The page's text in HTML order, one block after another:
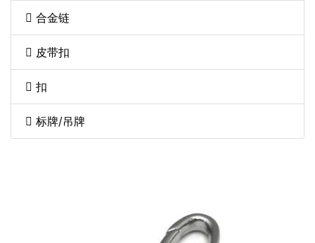
合金链
皮带扣
扣
标牌/吊牌